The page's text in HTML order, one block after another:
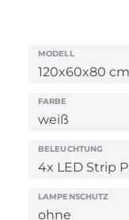
MODELL
FARBE
BELEUCHTUNG
LAMPENSCHUTZ